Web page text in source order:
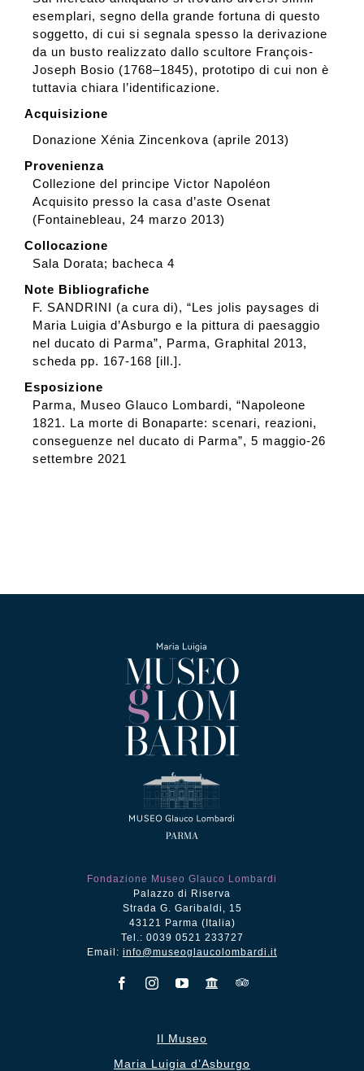
esemplari, segno della grande fortuna di questo
soggetto, di cui si segnala spesso la derivazione
da un busto realizzato dallo scultore François-
Joseph Bosio (1768–1845), prototipo di cui non è
tuttavia chiara l’identificazione.
Acquisizione
Donazione Xénia Zincenkova (aprile 2013)
Provenienza
Collezione del principe Victor Napoléon
Acquisito presso la casa d’aste Osenat
(Fontainebleau, 24 marzo 2013)
Collocazione
Sala Dorata; bacheca 4
Note Bibliografiche
F. SANDRINI (a cura di), “Les jolis paysages di
Maria Luigia d’Asburgo e la pittura di paesaggio
nel ducato di Parma”, Parma, Graphital 2013,
scheda pp. 167-168 [ill.].
Esposizione
Parma, Museo Glauco Lombardi, “Napoleone
1821. La morte di Bonaparte: scenari, reazioni,
conseguenze nel ducato di Parma”, 5 maggio-26
settembre 2021
Fondazione Museo Glauco Lombardi
Palazzo di Riserva
Strada G. Garibaldi, 15
43121 Parma (Italia)
Tel.: 0039 0521 233727
Email: info@museoglaucolombardi.it
Il Museo
Maria Luigia d’Asburgo